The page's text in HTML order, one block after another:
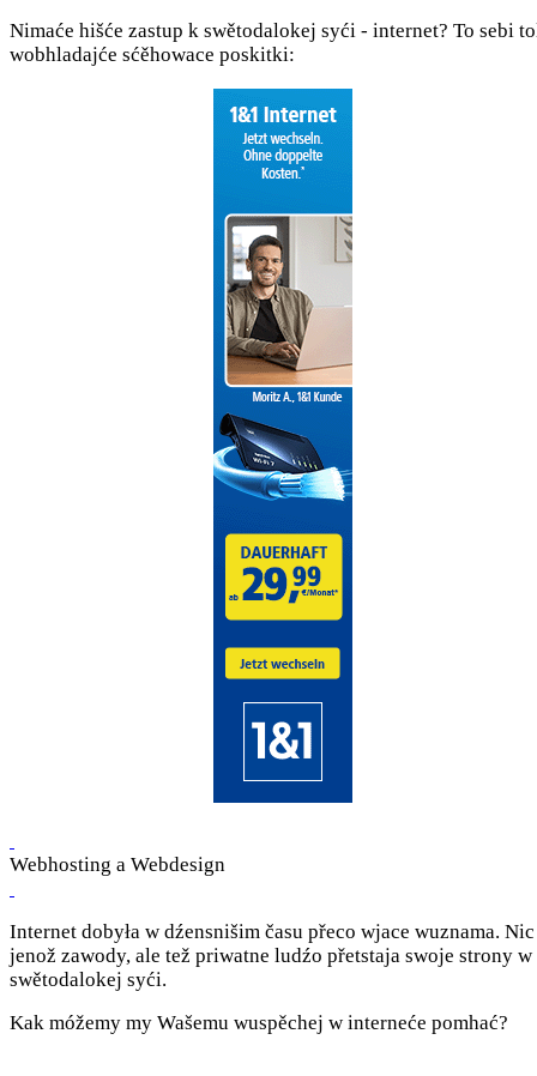
Nimaće hišće zastup k swěto­dalokej syći - internet? To sebi
wob­hladajće sćěho­wace poskitki:
Webhosting a Webdesign
Internet dobyła w dźensnišim času přeco wjace wuznama. Nic
jenož zawody, ale tež priwatne ludźo přetstaja swoje strony w
swětodalokej syći.
Kak móžemy my Wašemu wuspěchej w interneće pomhać?